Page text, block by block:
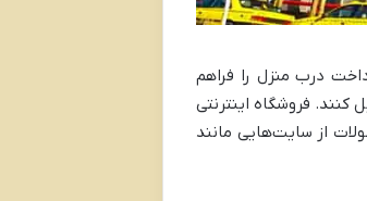
درب منزل را فراهم
فروشگاه اینترنتی
از سایت‌هایی مانند